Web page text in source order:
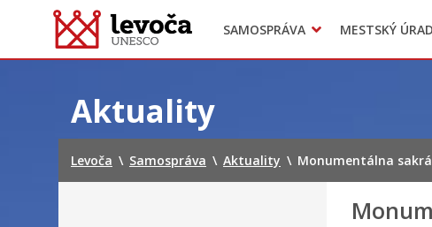
SAMOSPRÁVA
Dokumenty mestaMESTSKÝ ÚRAD
Projekty
Doprava
Aktuality
Levoča \ Samospráva \ Aktuality \ Monumentálna